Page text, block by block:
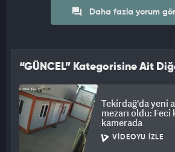
Daha fazla yorum
“GÜNCEL” Kategorisine Ait
Tekirdağ'da yeni
mezarı oldu: Feci
kamerada
VIDEOYU İZLE